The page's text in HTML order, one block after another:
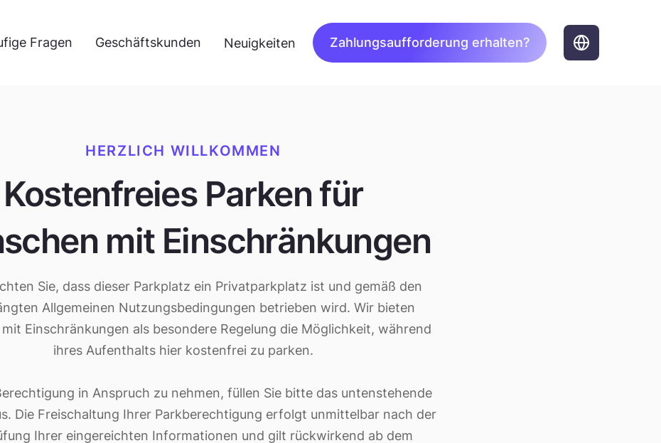
Fragen Geschäftskunden Neuigkeiten Zahlungsaufforderung erhalten?
HERZLICH WILLKOMMEN
Kostenfreies Parken für
mit Einschränkungen
Sie, dass dieser Parkplatz ein Privatparkplatz ist und gemäß den
Allgemeinen Nutzungsbedingungen betrieben wird. Wir bieten
Einschränkungen als besondere Regelung die Möglichkeit, während
ihres Aufenthalts hier kostenfrei zu parken.
in Anspruch zu nehmen, füllen Sie bitte das untenstehende
Die Freischaltung Ihrer Parkberechtigung erfolgt unmittelbar nach der
Ihrer eingereichten Informationen und gilt rückwirkend ab dem